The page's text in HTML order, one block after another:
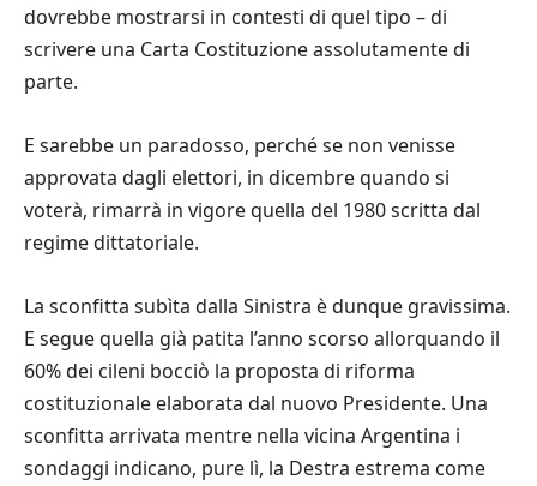
dovrebbe mostrarsi in contesti di quel tipo – di
scrivere una Carta Costituzione assolutamente di
parte.
E sarebbe un paradosso, perché se non venisse
approvata dagli elettori, in dicembre quando si
voterà, rimarrà in vigore quella del 1980 scritta dal
regime dittatoriale.
La sconfitta subìta dalla Sinistra è dunque gravissima.
E segue quella già patita l’anno scorso allorquando il
60% dei cileni bocciò la proposta di riforma
costituzionale elaborata dal nuovo Presidente. Una
sconfitta arrivata mentre nella vicina Argentina i
sondaggi indicano, pure lì, la Destra estrema come